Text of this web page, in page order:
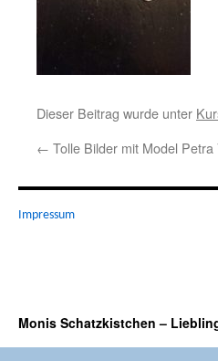
Dieser Beitrag wurde unter
← Tolle Bilder mit Model Petra
Impressum
Monis Schatzkistchen –